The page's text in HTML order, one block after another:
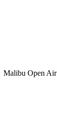
Malibu Open Air